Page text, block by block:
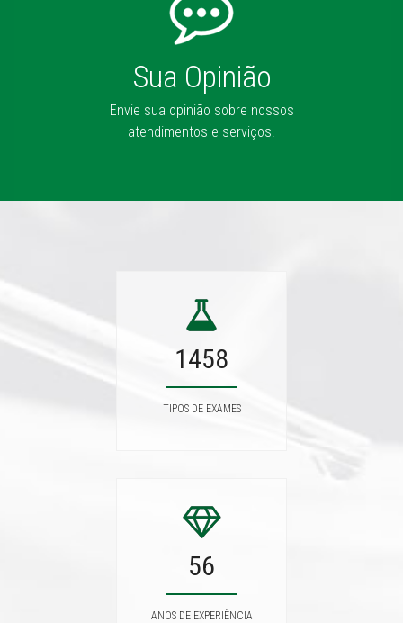
Sua Opinião
Envie sua opinião sobre nossos
atendimentos e serviços.
1458
TIPOS DE EXAMES
56
ANOS DE EXPERIÊNCIA